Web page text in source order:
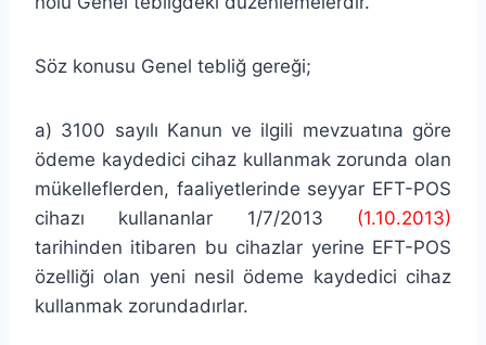
Söz konusu Genel tebliğ gereği;
a) 3100 sayılı Kanun ve ilgili mevzuatına göre
ödeme kaydedici cihaz kullanmak zorunda olan
mükelleflerden, faaliyetlerinde seyyar EFT-POS
cihazı kullananlar 1/7/2013 (1.10.2013)
tarihinden itibaren bu cihazlar yerine EFT-POS
özelliği olan yeni nesil ödeme kaydedici cihaz
kullanmak zorundadırlar.